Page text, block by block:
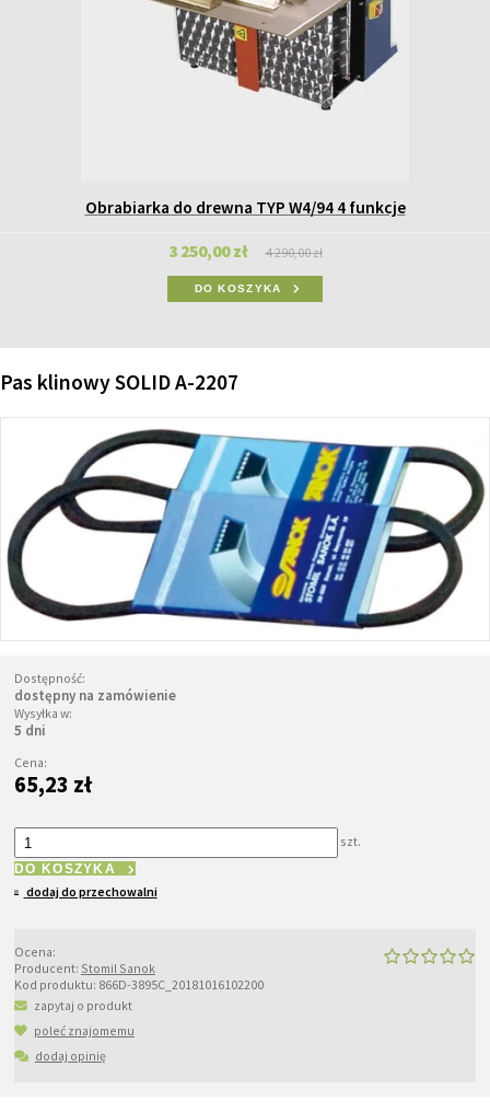
Obrabiarka do drewna TYP W4/94 4 funkcje
3 250,00 zł 4 290,00 zł
DO KOSZYKA
Pas klinowy SOLID A-2207
Dostępność:
dostępny na zamówienie
Wysyłka w:
5 dni
Cena:
65,23 zł
szt.
DO KOSZYKA
dodaj do przechowalni
Ocena:
Producent: Stomil Sanok
Kod produktu: 866D-3895C_20181016102200
zapytaj o produkt
poleć znajomemu
dodaj opinię